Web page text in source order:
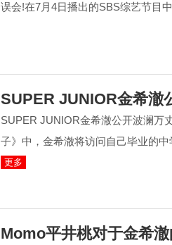
误会!在7月4日播出的SBS综艺节目
SUPER JUNIOR金希澈
SUPER JUNIOR金希澈公开波澜万
子》中，金希澈将访问自己毕业的
更多
Momo平井桃对于金希